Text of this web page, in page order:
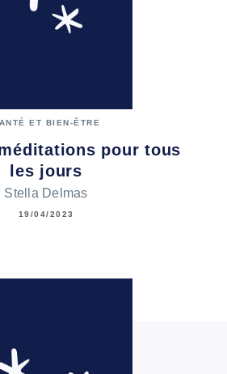
ET BIEN-ÊTRE
pour tous
les jours
Stella Delmas
19/04/2023